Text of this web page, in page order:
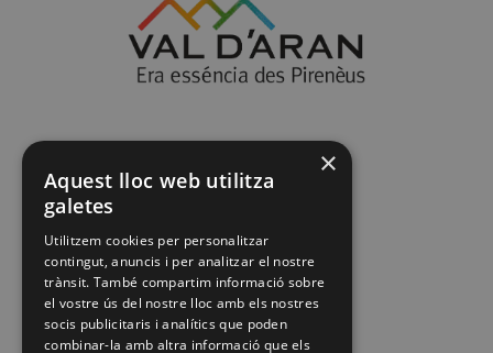
×
Aquest lloc web utilitza
galetes
Utilitzem cookies per personalitzar
contingut, anuncis i per analitzar el nostre
trànsit. També compartim informació sobre
el vostre ús del nostre lloc amb els nostres
socis publicitaris i analítics que poden
combinar-la amb altra informació que els